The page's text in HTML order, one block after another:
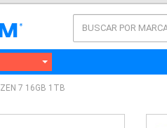
7 16GB 1TB